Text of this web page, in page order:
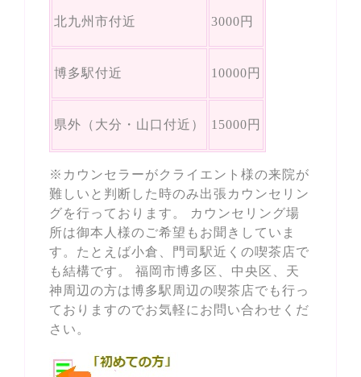
北九州市付近 3000円
博多駅付近 10000円
県外（大分・山口付近） 15000円
※カウンセラーがクライエント様の来院が
難しいと判断した時のみ出張カウンセリン
グを行っております。 カウンセリング場
所は御本人様のご希望もお聞きしていま
す。たとえば小倉、門司駅近くの喫茶店で
も結構です。 福岡市博多区、中央区、天
神周辺の方は博多駅周辺の喫茶店でも行っ
ておりますのでお気軽にお問い合わせくだ
さい。